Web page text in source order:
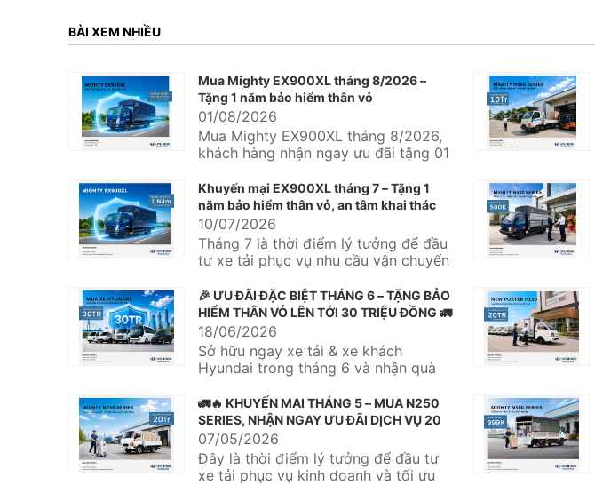
BÀI XEM NHIỀU
Mua Mighty EX900XL tháng 8/2026 –
Tặng 1 năm bảo hiểm thân vỏ
01/08/2026
Mua Mighty EX900XL tháng 8/2026,
khách hàng nhận ngay ưu đãi tặng 01
Kinh...
Khuyến mại EX900XL tháng 7 – Tặng 1
năm bảo hiểm thân vỏ, an tâm khai thác
ngay từ chuyến hàng đầu tiên
10/07/2026
Tháng 7 là thời điểm lý tưởng để đầu
tư xe tải phục vụ nhu cầu vận chuyển
🎉 ƯU ĐÃI ĐẶC BIỆT THÁNG 6 – TẶNG BẢO
HIỂM THÂN VỎ LÊN TỚI 30 TRIỆU ĐỒNG 🚛
🚌
18/06/2026
Sở hữu ngay xe tải & xe khách
Hyundai trong tháng 6 và nhận quà
🚛🔥 KHUYẾN MẠI THÁNG 5 – MUA N250
SERIES, NHẬN NGAY ƯU ĐÃI DỊCH VỤ 20
TRIỆU 🔥🚛
07/05/2026
Đây là thời điểm lý tưởng để đầu tư
xe tải phục vụ kinh doanh và tối ưu